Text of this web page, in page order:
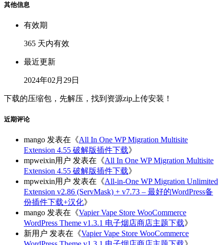
其他信息
有效期
365 天内有效
最近更新
2024年02月29日
下载的压缩包，先解压，找到资源zip上传安装！
近期评论
mango 发表在《All In One WP Migration Multisite
Extension 4.55 破解版插件下载》
mpweixin用户 发表在《All In One WP Migration Multisite
Extension 4.55 破解版插件下载》
mpweixin用户 发表在《All-in-One WP Migration Unlimited
Extension v2.86 (ServMask) + v7.73 – 最好的WordPress备
份插件下载+汉化》
mango 发表在《Vapier Vape Store WooCommerce
WordPress Theme v1.3.1 电子烟店商店主题下载》
新用户 发表在《Vapier Vape Store WooCommerce